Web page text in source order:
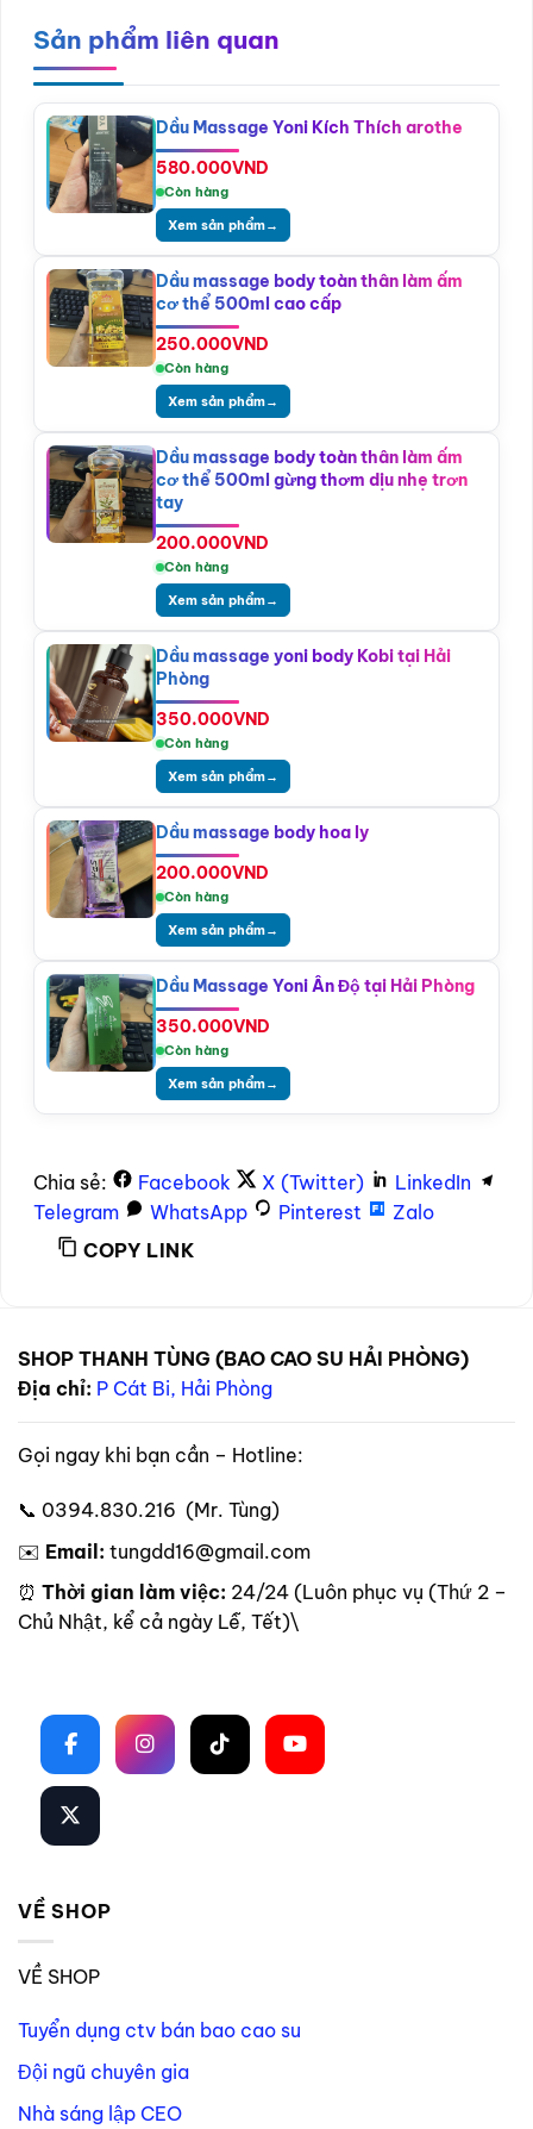
Sản phẩm liên quan
Dầu Massage Yoni Kích Thích arothe
580.000VND
Còn hàng
Xem sản phẩm→
Dầu massage body toàn thân làm ấm
cơ thể 500ml cao cấp
250.000VND
Còn hàng
Xem sản phẩm→
Dầu massage body toàn thân làm ấm
cơ thể 500ml gừng thơm dịu nhẹ trơn
tay
200.000VND
Còn hàng
Xem sản phẩm→
Dầu massage yoni body Kobi tại Hải
Phòng
350.000VND
Còn hàng
Xem sản phẩm→
Dầu massage body hoa ly
200.000VND
Còn hàng
Xem sản phẩm→
Dầu Massage Yoni Ấn Độ tại Hải Phòng
350.000VND
Còn hàng
Xem sản phẩm→
Chia sẻ: Facebook X (Twitter)
LinkedIn
Telegram
WhatsApp Pinterest
Zalo
COPY LINK
SHOP THANH TÙNG (BAO CAO SU HẢI PHÒNG)
Địa chỉ: P Cát Bi, Hải Phòng
Gọi ngay khi bạn cần – Hotline:
📞 0394.830.216 (Mr. Tùng)
✉️ Email: tungdd16@gmail.com
⏰ Thời gian làm việc: 24/24 (Luôn phục vụ (Thứ 2 –
Chủ Nhật, kể cả ngày Lễ, Tết)\
VỀ SHOP
VỀ SHOP
Tuyển dụng ctv bán bao cao su
Đội ngũ chuyên gia
Nhà sáng lập CEO